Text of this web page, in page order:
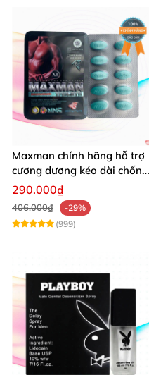
Maxman chính hãng hỗ trợ
cương dương kéo dài chống
xuất tinh sớm 10 viên
290.000₫
406.000₫
-29%
(999)